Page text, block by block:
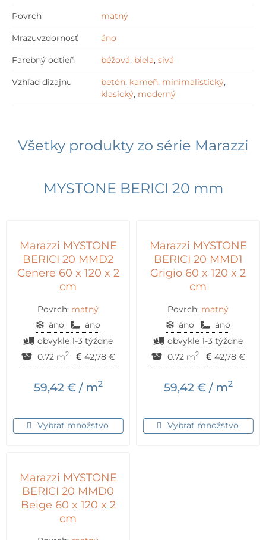
Povrch matný
Mrazuvzdornosť áno
Farebný odtieň béžová, biela, sivá
Vzhľad dizajnu betón, kameň, minimalistický,
klasický, moderný
Všetky produkty zo série Marazzi
MYSTONE BERICI 20 mm
Marazzi MYSTONE
BERICI 20 MMD2
Cenere 60 x 120 x 2
cm
Povrch: matný
áno
áno
obvykle 1-3 týždne
0.72 m2 42,78 €
59,42 €/ m2
Vybrať množstvo
Marazzi MYSTONE
BERICI 20 MMD1
Grigio 60 x 120 x 2
cm
Povrch: matný
áno
áno
obvykle 1-3 týždne
0.72 m2 42,78 €
59,42 €/ m2
Vybrať množstvo
Marazzi MYSTONE
BERICI 20 MMD0
Beige 60 x 120 x 2
cm